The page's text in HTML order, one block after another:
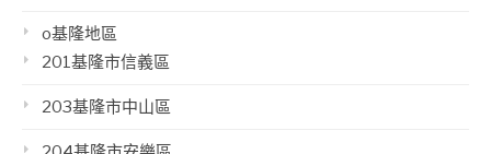
o基隆地區
201基隆市信義區
203基隆市中山區